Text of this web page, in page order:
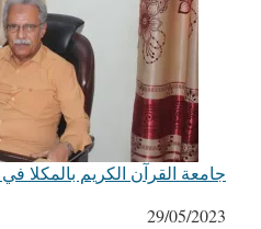
جامعة القرآن الكريم بالمكلا
التاريخ
29/05/2023